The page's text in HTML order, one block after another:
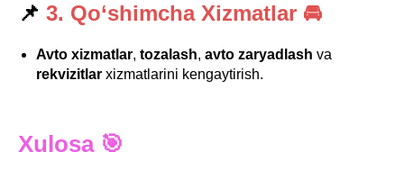
📌 3. Qo‘shimcha Xizmatlar 🚘
Avto xizmatlar, tozalash, avto zaryadlash va
rekvizitlar xizmatlarini kengaytirish.
Xulosa 🎯